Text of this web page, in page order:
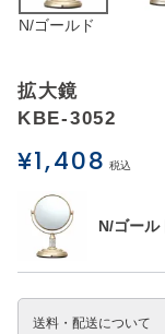
N/ゴールド
拡大鏡
KBE-3052
¥1,408 税込
N/ゴール
送料・配送について